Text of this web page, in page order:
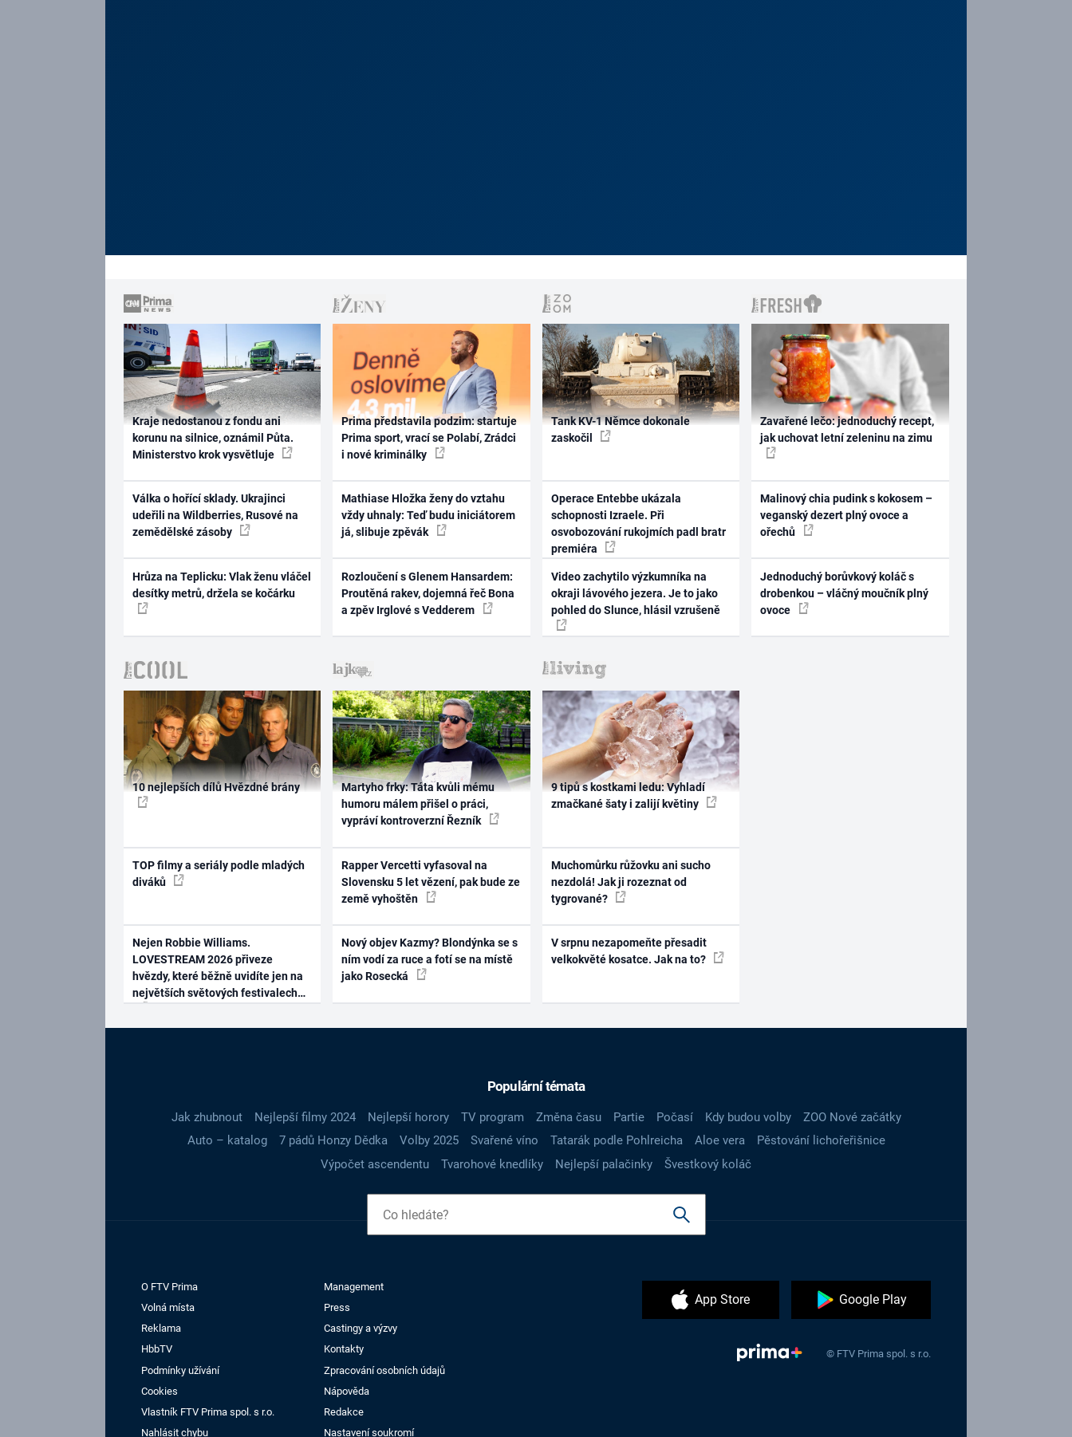
Kraje nedostanou z fondu ani
korunu na silnice, oznámil Půta.
Ministerstvo krok vysvětluje
Válka o hořící sklady. Ukrajinci
udeřili na Wildberries, Rusové na
zemědělské zásoby
Hrůza na Teplicku: Vlak ženu vláčel
desítky metrů, držela se kočárku
Prima představila podzim: startuje
Prima sport, vrací se Polabí, Zrádci
i nové kriminálky
Mathiase Hložka ženy do vztahu
vždy uhnaly: Teď budu iniciátorem
já, slibuje zpěvák
Rozloučení s Glenem Hansardem:
Proutěná rakev, dojemná řeč Bona
a zpěv Irglové s Vedderem
Tank KV-1 Němce dokonale
zaskočil
Operace Entebbe ukázala
schopnosti Izraele. Při
osvobozování rukojmích padl bratr
premiéra
Video zachytilo výzkumníka na
okraji lávového jezera. Je to jako
pohled do Slunce, hlásil vzrušeně
Zavařené lečo: jednoduchý recept,
jak uchovat letní zeleninu na zimu
Malinový chia pudink s kokosem –
veganský dezert plný ovoce a
ořechů
Jednoduchý borůvkový koláč s
drobenkou – vláčný moučník plný
ovoce
10 nejlepších dílů Hvězdné brány
TOP filmy a seriály podle mladých
diváků
Nejen Robbie Williams.
LOVESTREAM 2026 přiveze
hvězdy, které běžně uvidíte jen na
největších světových festivalech
Martyho frky: Táta kvůli mému
humoru málem přišel o práci,
vypráví kontroverzní Řezník
Rapper Vercetti vyfasoval na
Slovensku 5 let vězení, pak bude ze
země vyhoštěn
Nový objev Kazmy? Blondýnka se s
ním vodí za ruce a fotí se na místě
jako Rosecká
9 tipů s kostkami ledu: Vyhladí
zmačkané šaty i zalijí květiny
Muchomůrku růžovku ani sucho
nezdolá! Jak ji rozeznat od
tygrované?
V srpnu nezapomeňte přesadit
velkokvěté kosatce. Jak na to?
Populární témata
Jak zhubnout Nejlepší filmy 2024 Nejlepší horory TV program Změna času Partie Počasí Kdy budou volby
ZOO Nové začátky
Auto – katalog
7 pádů Honzy Dědka Volby 2025 Svařené víno Tatarák podle Pohlreicha Aloe vera
Pěstování lichořeřišnice
Výpočet ascendentu
Tvarohové knedlíky Nejlepší palačinky Švestkový koláč
O FTV Prima
Management
Volná místa
Press
Reklama
Castingy a výzvy
HbbTV
Kontakty
Podmínky užívání
Zpracování osobních údajů
Cookies
Nápověda
Vlastník FTV Prima spol. s r.o.
Redakce
Nahlásit chybu
Nastavení soukromí
App Store Google Play
© FTV Prima spol. s r.o.